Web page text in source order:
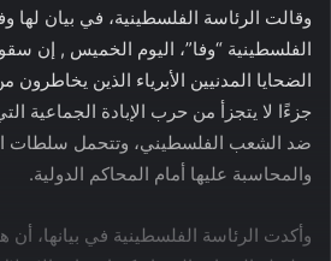
وقالت الرئاسة الفلسطينية، في بيان لها
الفلسطينية “وفا”، اليوم الخميس , إن
الضحايا المدنيين الأبرياء الذين
جزءًا لا يتجزأ من حرب الإبادة الجماعية
ضد الشعب الفلسطيني، وتتحمل سلطات
والمحاسبة عليها أمام المحاكم الدولية.
وأكدت الرئاسة الفلسطينية في بيانها،